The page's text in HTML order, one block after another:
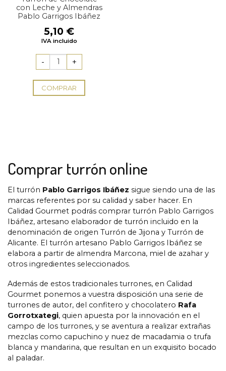
con Leche y Almendras
Pablo Garrigos Ibáñez
5,10 €
IVA incluido
COMPRAR
Comprar turrón online
El turrón Pablo Garrigos Ibáñez sigue siendo una de las
marcas referentes por su calidad y saber hacer. En
Calidad Gourmet podrás comprar turrón Pablo Garrigos
Ibáñez, artesano elaborador de turrón incluido en la
denominación de origen Turrón de Jijona y Turrón de
Alicante. El turrón artesano Pablo Garrigos Ibáñez se
elabora a partir de almendra Marcona, miel de azahar y
otros ingredientes seleccionados.
Además de estos tradicionales turrones, en Calidad
Gourmet ponemos a vuestra disposición una serie de
turrones de autor, del confitero y chocolatero Rafa
Gorrotxategi, quien apuesta por la innovación en el
campo de los turrones, y se aventura a realizar extrañas
mezclas como capuchino y nuez de macadamia o trufa
blanca y mandarina, que resultan en un exquisito bocado
al paladar.